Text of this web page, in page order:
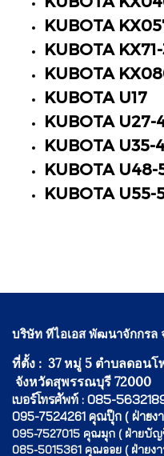
KUBOTA
KUBOTA
KUBOTA
KUBOTA U17
KUBOTA U27-
KUBOTA U35-
KUBOTA U48-
KUBOTA U55-
บริษัท ทีไอเอส พัฒนาจักกรล
ที่ตั้ง : 37 หมู่ 5 ตำบลดอนโ
จังหวัดสุพรรณบุรี 72000
เบอร์โทรศัพท์ : 085-
095-7524261 คุณปุ๊ก ( ฝ่ายง
095-7527015 คุณมุก ( ฝ่ายบั
085-5015361 คุณออย ( ฝ่ายง